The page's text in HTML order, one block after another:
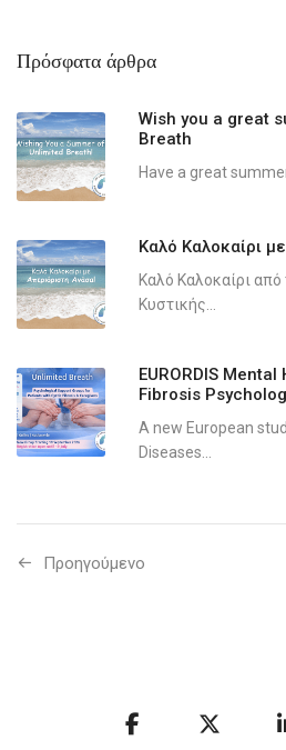
Πρόσφατα άρθρα
Wish you a great
Breath
Have a great
Καλό Καλοκαίρι
Καλό Καλοκαίρι
Κυστικής...
EURORDIS
Fibrosis
A new European
Diseases...
Προηγούμενo